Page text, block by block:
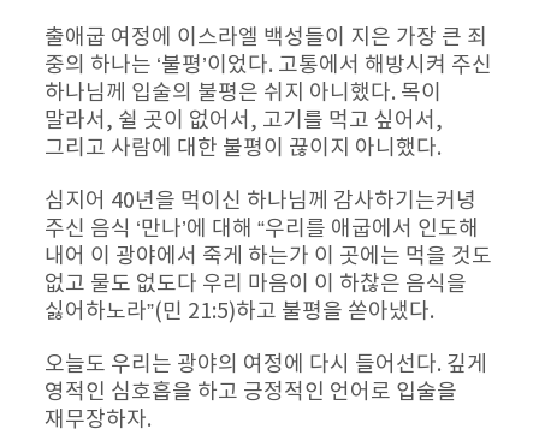
출애굽 여정에 이스라엘 백성들이 지은 가장 큰 죄
중의 하나는 ‘불평’이었다. 고통에서 해방시켜 주신
하나님께 입술의 불평은 쉬지 아니했다. 목이
말라서, 쉴 곳이 없어서, 고기를 먹고 싶어서,
그리고 사람에 대한 불평이 끊이지 아니했다.
심지어 40년을 먹이신 하나님께 감사하기는커녕
주신 음식 ‘만나’에 대해 “우리를 애굽에서 인도해
내어 이 광야에서 죽게 하는가 이 곳에는 먹을 것도
없고 물도 없도다 우리 마음이 이 하찮은 음식을
싫어하노라”(민 21:5)하고 불평을 쏟아냈다.
오늘도 우리는 광야의 여정에 다시 들어선다. 깊게
영적인 심호흡을 하고 긍정적인 언어로 입술을
재무장하자.